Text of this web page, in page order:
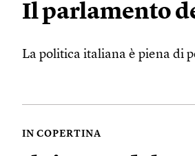
Il parlamento
La politica italiana è piena di
IN COPERTINA